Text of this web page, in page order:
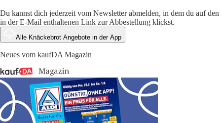
Du kannst dich jederzeit vom Newsletter abmelden, in dem du auf den
in der E-Mail enthaltenen Link zur Abbestellung klickst.
Alle Knäckebrot Angebote in der App
Neues vom kaufDA Magazin